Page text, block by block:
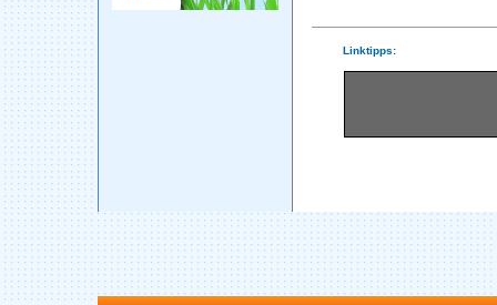
Linktipps: